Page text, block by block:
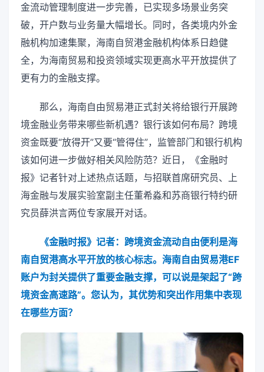
金流动管理制度进一步完善，已实现多场景业务突
破，开户数与业务量大幅增长。同时，各类境内外金
融机构加速集聚，海南自贸港金融机构体系日趋健
全，为海南贸易和投资领域实现更高水平开放提供了
更有力的金融支撑。
那么，海南自由贸易港正式封关将给银行开展跨
境金融业务带来哪些新机遇？银行该如何布局？跨境
资金既要“放得开”又要“管得住”，监管部门和银行机构
该如何进一步做好相关风险防范？近日，《金融时
报》记者针对上述热点话题，与招联首席研究员、上
海金融与发展实验室副主任董希淼和苏商银行特约研
究员薛洪言两位专家展开对话。
《金融时报》记者：跨境资金流动自由便利是海
南自贸港高水平开放的核心标志。海南自由贸易港EF
账户为封关提供了重要金融支撑，可以说是架起了“跨
境资金高速路”。您认为，其优势和突出作用集中表现
在哪些方面？